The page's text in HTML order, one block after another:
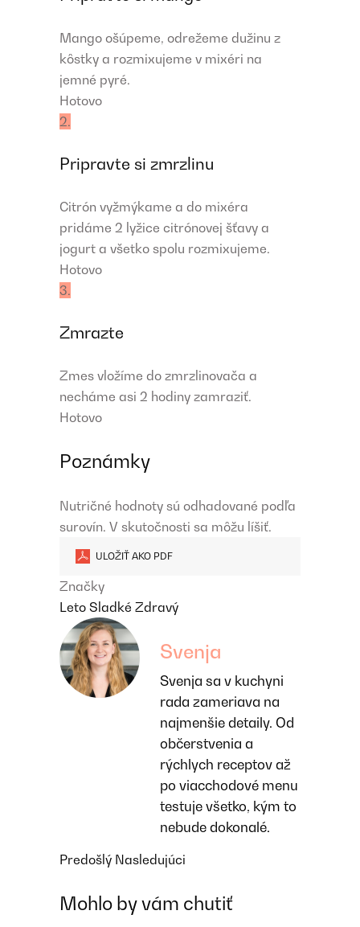
Mango ošúpeme, odrežeme dužinu z
kôstky a rozmixujeme v mixéri na
jemné pyré.
Hotovo
2.
Pripravte si zmrzlinu
Citrón vyžmýkame a do mixéra
pridáme 2 lyžice citrónovej šťavy a
jogurt a všetko spolu rozmixujeme.
Hotovo
3.
Zmrazte
Zmes vložíme do zmrzlinovača a
necháme asi 2 hodiny zamraziť.
Hotovo
Poznámky
Nutričné ​​hodnoty sú odhadované podľa
surovín. V skutočnosti sa môžu líšiť.
ULOŽIŤ AKO PDF
Značky
Leto Sladké Zdravý
Svenja
Svenja sa v kuchyni
rada zameriava na
najmenšie detaily. Od
občerstvenia a
rýchlych receptov až
po viacchodové menu
testuje všetko, kým to
nebude dokonalé.
Predošlý Nasledujúci
Mohlo by vám chutiť